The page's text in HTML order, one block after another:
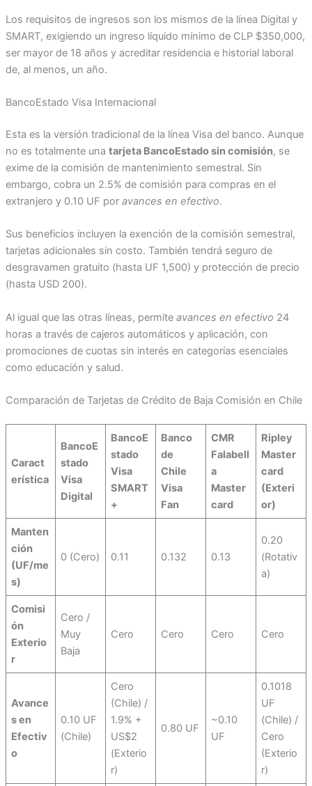
Los requisitos de ingresos son los mismos de la línea Digital y
SMART, exigiendo un ingreso líquido mínimo de CLP $350,000,
ser mayor de 18 años y acreditar residencia e historial laboral
de, al menos, un año.
BancoEstado Visa Internacional
Esta es la versión tradicional de la línea Visa del banco. Aunque
no es totalmente una tarjeta BancoEstado sin comisión, se
exime de la comisión de mantenimiento semestral. Sin
embargo, cobra un 2.5% de comisión para compras en el
extranjero y 0.10 UF por avances en efectivo.
Sus beneficios incluyen la exención de la comisión semestral,
tarjetas adicionales sin costo. También tendrá seguro de
desgravamen gratuito (hasta UF 1,500) y protección de precio
(hasta USD 200).
Al igual que las otras líneas, permite avances en efectivo 24
horas a través de cajeros automáticos y aplicación, con
promociones de cuotas sin interés en categorías esenciales
como educación y salud.
Comparación de Tarjetas de Crédito de Baja Comisión en Chile
Caract
erística
BancoE
stado
Visa
Digital
BancoE
stado
Visa
SMART
+
Banco
de
Chile
Visa
Fan
CMR
Falabell
a
Master
card
Ripley
Master
card
(Exteri
or)
Manten
ción
(UF/me
s)
0 (Cero) 0.11 0.132 0.13
0.20
(Rotativ
a)
Comisi
ón
Exterio
r
Cero /
Muy
Baja
Cero Cero Cero Cero
Avance
s en
Efectiv
o
0.10 UF
(Chile)
Cero
(Chile) /
1.9% +
US$2
(Exterio
r)
0.80 UF
~0.10
UF
0.1018
UF
(Chile) /
Cero
(Exterio
r)